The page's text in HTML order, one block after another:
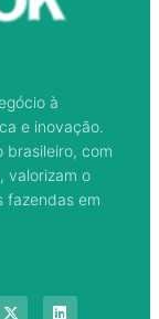
à
e inovação.
brasileiro, com
valorizam o
fazendas em